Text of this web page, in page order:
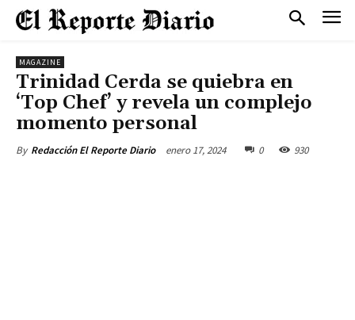
MAGAZINE
Trinidad Cerda se quiebra en
‘Top Chef’ y revela un complejo
momento personal
By Redacción El Reporte Diario enero 17, 2024 0 930